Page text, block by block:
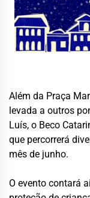
Além da Praça
levada a outros
Luís, o Beco
que percorrerá
mês de junho.
O evento contará